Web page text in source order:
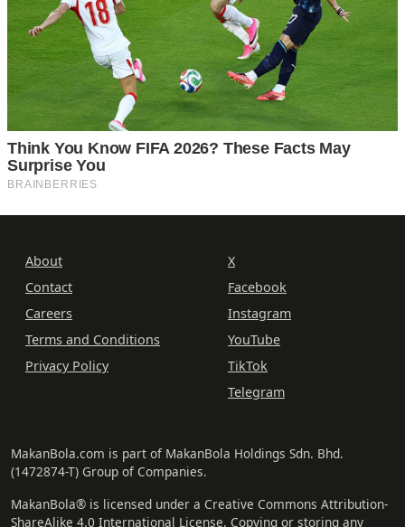
About
Contact
Careers
Terms and Conditions
Privacy Policy
X
Facebook
Instagram
YouTube
TikTok
Telegram
MakanBola.com is part of MakanBola Holdings Sdn. Bhd.
(1472874-T) Group of Companies.
MakanBola® is licensed under a Creative Commons Attribution-
ShareAlike 4.0 International License. Copying or storing any